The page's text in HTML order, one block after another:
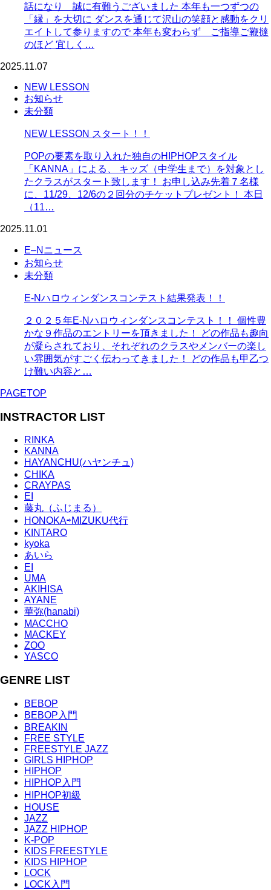
話になり 誠に有難うございました 本年も一つずつの
「縁」を大切に ダンスを通じて沢山の笑顔と感動をクリ
エイトして参りますので 本年も変わらず ご指導ご鞭撻
のほど 宜しく…
2025.11.07
NEW LESSON
お知らせ
未分類
NEW LESSON スタート！！
POPの要素を取り入れた独自のHIPHOPスタイル
「KANNA」による、 キッズ（中学生まで）を対象とし
たクラスがスタート致します！ お申し込み先着７名様
に、11/29、12/6の２回分のチケットプレゼント！ 本日
（11…
2025.11.01
E–Nニュース
お知らせ
未分類
E-Nハロウィンダンスコンテスト結果発表！！
２０２５年E-Nハロウィンダンスコンテスト！！ 個性豊
かな９作品のエントリーを頂きました！ どの作品も趣向
が凝らされており、それぞれのクラスやメンバーの楽し
い雰囲気がすごく伝わってきました！ どの作品も甲乙つ
け難い内容と…
PAGETOP
INSTRACTOR LIST
RINKA
KANNA
HAYANCHU(ハヤンチュ)
CHIKA
CRAYPAS
EI
藤丸（ふじまる）
HONOKA⇨MIZUKU代行
KINTARO
kyoka
あいら
EI
UMA
AKIHISA
AYANE
華弥(hanabi)
MACCHO
MACKEY
ZOO
YASCO
GENRE LIST
BEBOP
BEBOP入門
BREAKIN
FREE STYLE
FREESTYLE JAZZ
GIRLS HIPHOP
HIPHOP
HIPHOP入門
HIPHOP初級
HOUSE
JAZZ
JAZZ HIPHOP
K-POP
KIDS FREESTYLE
KIDS HIPHOP
LOCK
LOCK入門